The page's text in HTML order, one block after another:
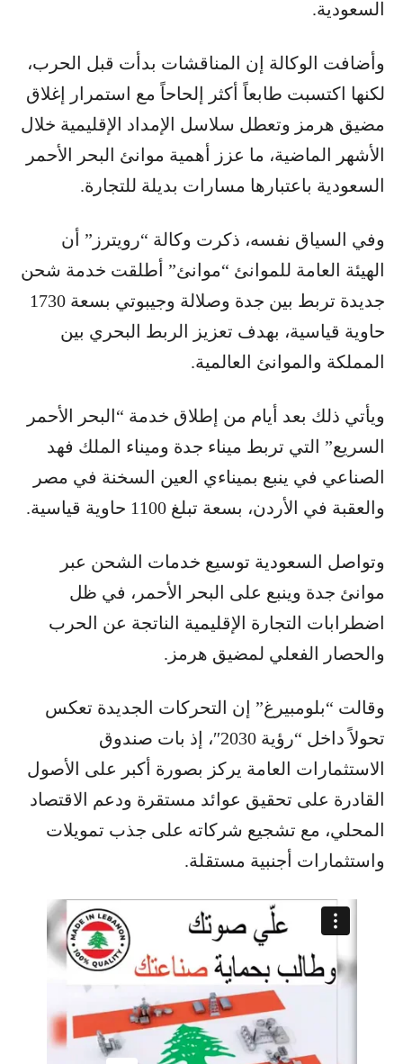
السعودية.
وأضافت الوكالة إن المناقشات بدأت قبل الحرب،
لكنها اكتسبت طابعاً أكثر إلحاحاً مع استمرار إغلاق
مضيق هرمز وتعطل سلاسل الإمداد الإقليمية خلال
الأشهر الماضية، ما عزز أهمية موانئ البحر الأحمر
السعودية باعتبارها مسارات بديلة للتجارة.
وفي السياق نفسه، ذكرت وكالة “رويترز” أن
الهيئة العامة للموانئ “موانئ” أطلقت خدمة شحن
جديدة تربط بين جدة وصلالة وجيبوتي بسعة 1730
حاوية قياسية، بهدف تعزيز الربط البحري بين
المملكة والموانئ العالمية.
ويأتي ذلك بعد أيام من إطلاق خدمة “البحر الأحمر
السريع” التي تربط ميناء جدة وميناء الملك فهد
الصناعي في ينبع بميناءي العين السخنة في مصر
والعقبة في الأردن، بسعة تبلغ 1100 حاوية قياسية.
وتواصل السعودية توسيع خدمات الشحن عبر
موانئ جدة وينبع على البحر الأحمر، في ظل
اضطرابات التجارة الإقليمية الناتجة عن الحرب
والحصار الفعلي لمضيق هرمز.
وقالت “بلومبيرغ” إن التحركات الجديدة تعكس
تحولاً داخل “رؤية 2030″، إذ بات صندوق
الاستثمارات العامة يركز بصورة أكبر على الأصول
القادرة على تحقيق عوائد مستقرة ودعم الاقتصاد
المحلي، مع تشجيع شركاته على جذب تمويلات
واستثمارات أجنبية مستقلة.